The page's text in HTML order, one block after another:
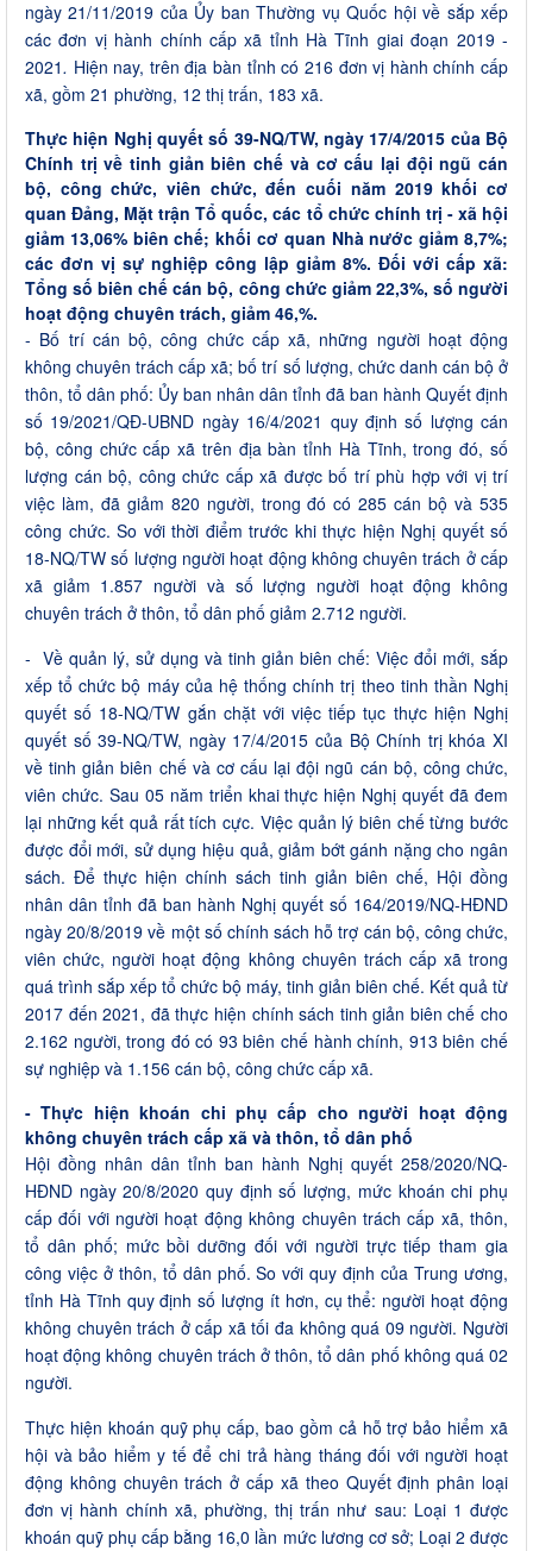
ngày 21/11/2019 của Ủy ban Thường vụ Quốc hội về sắp xếp
các đơn vị hành chính cấp xã tỉnh Hà Tĩnh giai đoạn 2019 -
2021. Hiện nay, trên địa bàn tỉnh có 216 đơn vị hành chính cấp
xã, gồm 21 phường, 12 thị trấn, 183 xã.
Thực hiện Nghị quyết số 39-NQ/TW, ngày 17/4/2015 của Bộ
Chính trị về tinh giản biên chế và cơ cấu lại đội ngũ cán
bộ, công chức, viên chức, đến cuối năm 2019 khối cơ
quan Đảng, Mặt trận Tổ quốc, các tổ chức chính trị - xã hội
giảm 13,06% biên chế; khối cơ quan Nhà nước giảm 8,7%;
các đơn vị sự nghiệp công lập giảm 8%. Đối với cấp xã:
Tổng số biên chế cán bộ, công chức giảm 22,3%, số người
hoạt động chuyên trách, giảm 46,%.
- Bố trí cán bộ, công chức cấp xã, những người hoạt động
không chuyên trách cấp xã; bố trí số lượng, chức danh cán bộ ở
thôn, tổ dân phố: Ủy ban nhân dân tỉnh đã ban hành Quyết định
số 19/2021/QĐ-UBND ngày 16/4/2021 quy định số lượng cán
bộ, công chức cấp xã trên địa bàn tỉnh Hà Tĩnh, trong đó, số
lượng cán bộ, công chức cấp xã được bố trí phù hợp với vị trí
việc làm, đã giảm 820 người, trong đó có 285 cán bộ và 535
công chức. So với thời điểm trước khi thực hiện Nghị quyết số
18-NQ/TW số lượng người hoạt động không chuyên trách ở cấp
xã giảm 1.857 người và số lượng người hoạt động không
chuyên trách ở thôn, tổ dân phố giảm 2.712 người.
- Về quản lý, sử dụng và tinh giản biên chế: Việc đổi mới, sắp
xếp tổ chức bộ máy của hệ thống chính trị theo tinh thần Nghị
quyết số 18-NQ/TW gắn chặt với việc tiếp tục thực hiện Nghị
quyết số 39-NQ/TW, ngày 17/4/2015 của Bộ Chính trị khóa XI
về tinh giản biên chế và cơ cấu lại đội ngũ cán bộ, công chức,
viên chức. Sau 05 năm triển khai thực hiện Nghị quyết đã đem
lại những kết quả rất tích cực. Việc quản lý biên chế từng bước
được đổi mới, sử dụng hiệu quả, giảm bớt gánh nặng cho ngân
sách. Để thực hiện chính sách tinh giản biên chế, Hội đồng
nhân dân tỉnh đã ban hành Nghị quyết số 164/2019/NQ-HĐND
ngày 20/8/2019 về một số chính sách hỗ trợ cán bộ, công chức,
viên chức, người hoạt động không chuyên trách cấp xã trong
quá trình sắp xếp tổ chức bộ máy, tinh giản biên chế. Kết quả từ
2017 đến 2021, đã thực hiện chính sách tinh giản biên chế cho
2.162 người, trong đó có 93 biên chế hành chính, 913 biên chế
sự nghiệp và 1.156 cán bộ, công chức cấp xã.
- Thực hiện khoán chi phụ cấp cho người hoạt động
không chuyên trách cấp xã và thôn, tổ dân phố
Hội đồng nhân dân tỉnh ban hành Nghị quyết 258/2020/NQ-
HĐND ngày 20/8/2020 quy định số lượng, mức khoán chi phụ
cấp đối với người hoạt động không chuyên trách cấp xã, thôn,
tổ dân phố; mức bồi dưỡng đối với người trực tiếp tham gia
công việc ở thôn, tổ dân phố. So với quy định của Trung ương,
tỉnh Hà Tĩnh quy định số lượng ít hơn, cụ thể: người hoạt động
không chuyên trách ở cấp xã tối đa không quá 09 người. Người
hoạt động không chuyên trách ở thôn, tổ dân phố không quá 02
người.
Thực hiện khoán quỹ phụ cấp, bao gồm cả hỗ trợ bảo hiểm xã
hội và bảo hiểm y tế để chi trả hàng tháng đối với người hoạt
động không chuyên trách ở cấp xã theo Quyết định phân loại
đơn vị hành chính xã, phường, thị trấn như sau: Loại 1 được
khoán quỹ phụ cấp bằng 16,0 lần mức lương cơ sở; Loại 2 được